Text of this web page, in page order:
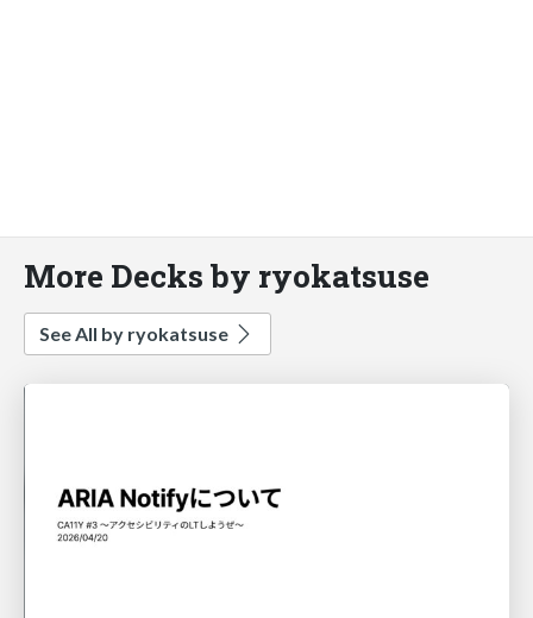
More Decks by ryokatsuse
See All by ryokatsuse